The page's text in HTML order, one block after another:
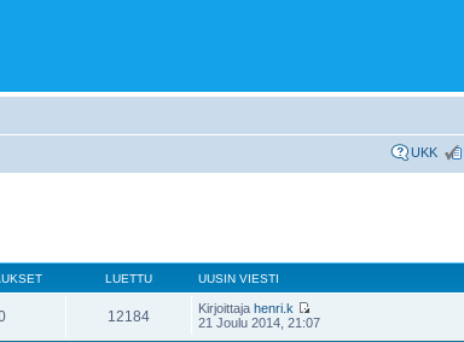
UKK
LUETTU UUSIN VIESTI
12184 Kirjoittajahenri.k
21 Joulu 2014, 21:07